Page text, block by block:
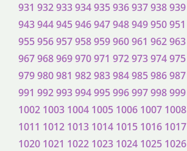
931 932933934935936937938939
943944945946947948949950951
955956957958959960961 962963
967968969970971 972973974975
979980981 982983984985986987
991 992993994995996997998999
1002 1003 1004 1005 1006 1007 1008
1011 1012 1013 1014 1015 1016 1017
1020 1021 1022 1023 1024 1025 1026